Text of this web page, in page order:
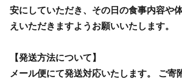
安にしていただき、その日の食事内容や
えいただきますようお願いいたします。
【発送方法について】
メール便にて発送対応いたします。 ご寄